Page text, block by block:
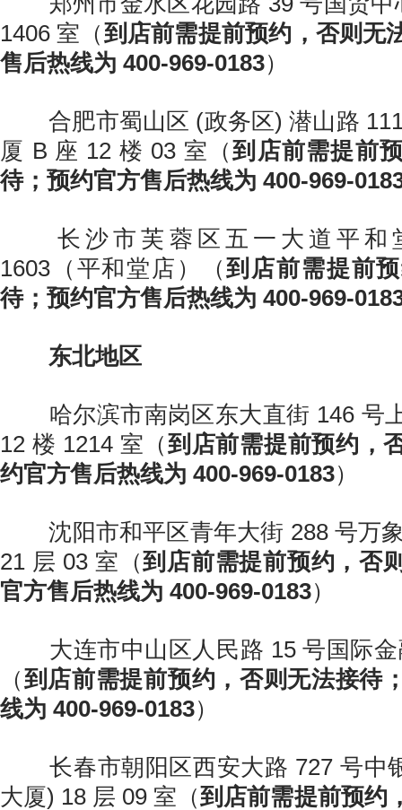
1406 室（到店前需提前预约，否则无
售后热线为 400-969-0183）
合肥市蜀山区 (政务区) 潜山路 111
厦 B 座 12 楼 03 室（到店前需提前
待；预约官方售后热线为 400-969-
长沙市芙蓉区五一大道平和
1603（平和堂店）（到店前需提前
待；预约官方售后热线为 400-969-
东北地区
哈尔滨市南岗区东大直街 146 号
12 楼 1214 室（到店前需提前预约，
约官方售后热线为 400-969-0183）
沈阳市和平区青年大街 288 号万
21 层 03 室（到店前需提前预约，否
官方售后热线为 400-969-0183）
大连市中山区人民路 15 号国际金
（到店前需提前预约，否则无法接待
线为 400-969-0183）
长春市朝阳区西安大路 727 号中
大厦) 18 层 09 室（到店前需提前预约